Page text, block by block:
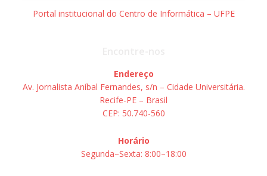
Portal institucional do Centro de Informática – UFPE
Endereço
Av. Jornalista Aníbal Fernandes, s/n – Cidade Universitária.
Recife-PE – Brasil
CEP: 50.740-560
Horário
Segunda–Sexta: 8:00–18:00